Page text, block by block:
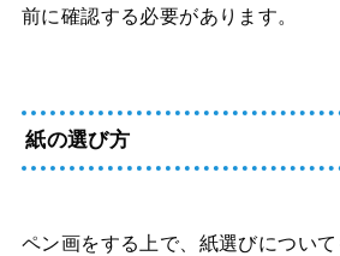
前に確認する必要があります。
紙の選び方
ペン画をする上で、紙選びについ